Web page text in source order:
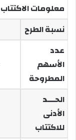
معلومات الاكتتاب
نسبة الطرح
عدد
الأسهم
المطروحة
الحـــد
الأدنى
للاكتتاب